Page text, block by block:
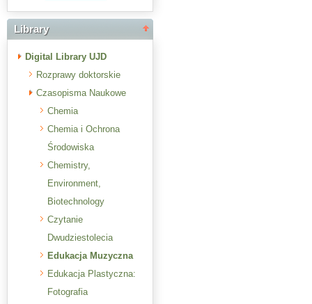
Library
Digital Library UJD
Rozprawy doktorskie
Czasopisma Naukowe
Chemia
Chemia i Ochrona
Środowiska
Chemistry,
Environment,
Biotechnology
Czytanie
Dwudziestolecia
Edukacja Muzyczna
Edukacja Plastyczna:
Fotografia